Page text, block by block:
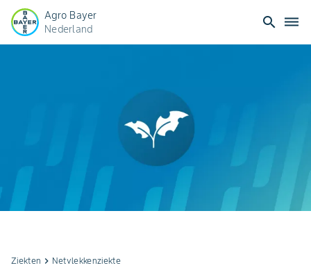
Agro Bayer
Nederland
search dehaze
Ziekten keyboard_arrow_right Netvlekkenziekte